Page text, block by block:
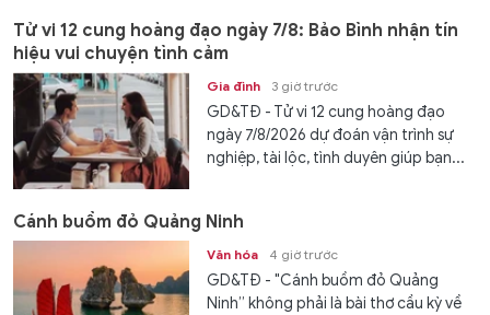
Tử vi 12 cung hoàng đạo ngày 7/8: Bảo Bình nhận tín
hiệu vui chuyện tình cảm
Gia đình 3 giờ trước
GD&TĐ - Tử vi 12 cung hoàng đạo
ngày 7/8/2026 dự đoán vận trình sự
nghiệp, tài lộc, tình duyên giúp bạn...
Cánh buồm đỏ Quảng Ninh
Văn hóa 4 giờ trước
GD&TĐ - "Cánh buồm đỏ Quảng
Ninh” không phải là bài thơ cầu kỳ về